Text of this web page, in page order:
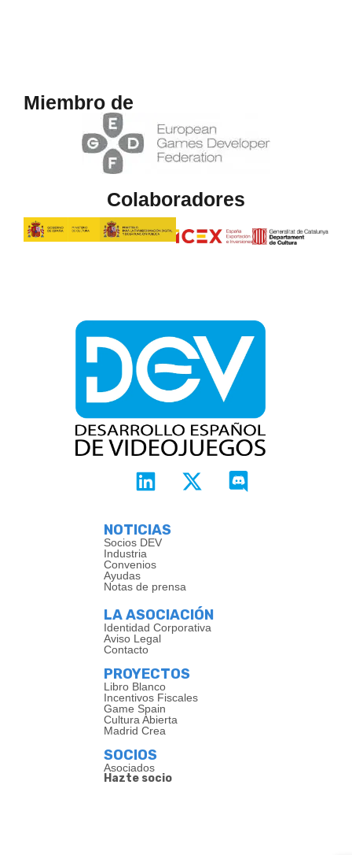
Miembro de
Colaboradores
NOTICIAS
Socios DEV
Industria
Convenios
Ayudas
Notas de prensa
LA ASOCIACIÓN
Identidad Corporativa
Aviso Legal
Contacto
PROYECTOS
Libro Blanco
Incentivos Fiscales
Game Spain
Cultura Abierta
Madrid Crea
SOCIOS
Asociados
Hazte socio